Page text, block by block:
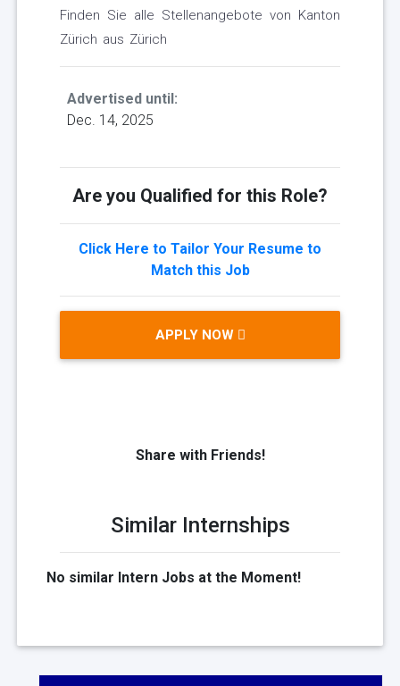
Finden Sie alle Stellenangebote von Kanton
Zürich aus Zürich
Advertised until:
Dec. 14, 2025
Are you Qualified for this Role?
Click Here to Tailor Your Resume to
Match this Job
APPLY NOW
Share with Friends!
Similar Internships
No similar Intern Jobs at the Moment!